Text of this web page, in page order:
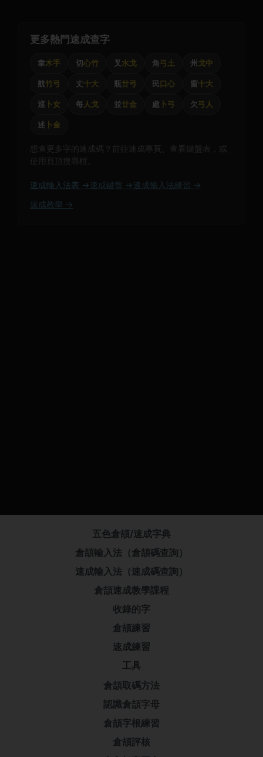
更多熱門速成查字
韋木手 切心竹 叉 水戈 角弓土 州 戈中
航竹弓 丈十大 瓶廿弓 民口心 窗十大
巡 卜女 每人戈 並廿金 處 卜弓 欠弓人
述 卜金
想查更多字的速成碼？前往速成專頁、查看鍵盤表，或
使用頁頂搜尋框。
速成輸入法表 → 速成鍵盤 → 速成輸入法練習 →
速成教學 →
五色倉頡/速成字典
倉頡輸入法（倉頡碼查詢）
速成輸入法（速成碼查詢）
倉頡速成教學課程
收錄的字
倉頡練習
速成練習
工具
倉頡取碼方法
認識倉頡字母
倉頡字根練習
倉頡評核